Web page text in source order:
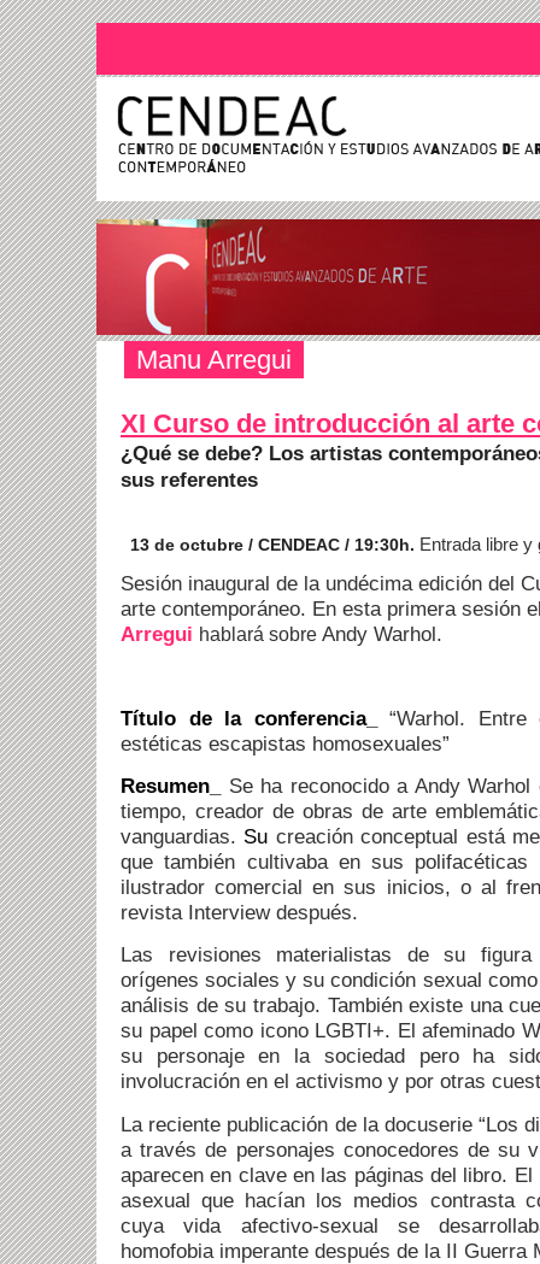
Manu Arregui
XI Curso de introducción al arte
¿Qué se debe? Los artistas
sus referentes
13 de octubre / CENDEAC / 19:30h. Entrada libre y
Sesión inaugural de la undécima edición del
arte contemporáneo. En esta primera sesión
Arregui hablará sobre Andy Warhol.
Título de la conferencia_“Warhol.
estéticas escapistas homosexuales”
Resumen_
Se ha reconocido a Andy
tiempo, creador de obras de arte
vanguardias. Su creación conceptual está
que también cultivaba en sus polifacéticas
ilustrador comercial en sus inicios, o al
revista Interview después.
Las revisiones materialistas de su
orígenes sociales y su condición sexual
análisis de su trabajo. También existe una
su papel como icono LGBTI+. El afeminado
su personaje en la sociedad pero ha
involucración en el activismo y por otras
La reciente publicación de la docuserie “Los
a través de personajes conocedores de su
aparecen en clave en las páginas del libro.
asexual que hacían los medios contrasta
cuya vida afectivo-sexual se
homofobia imperante después de la II Guerra